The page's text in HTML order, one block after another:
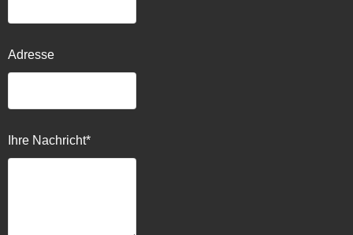
Adresse
Ihre Nachricht*